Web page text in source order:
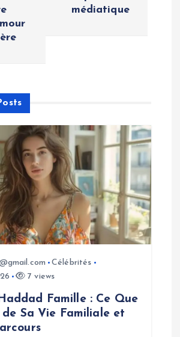
médiatique
Célébrités
7 views
Famille : Ce Que
de Sa Vie Familiale et